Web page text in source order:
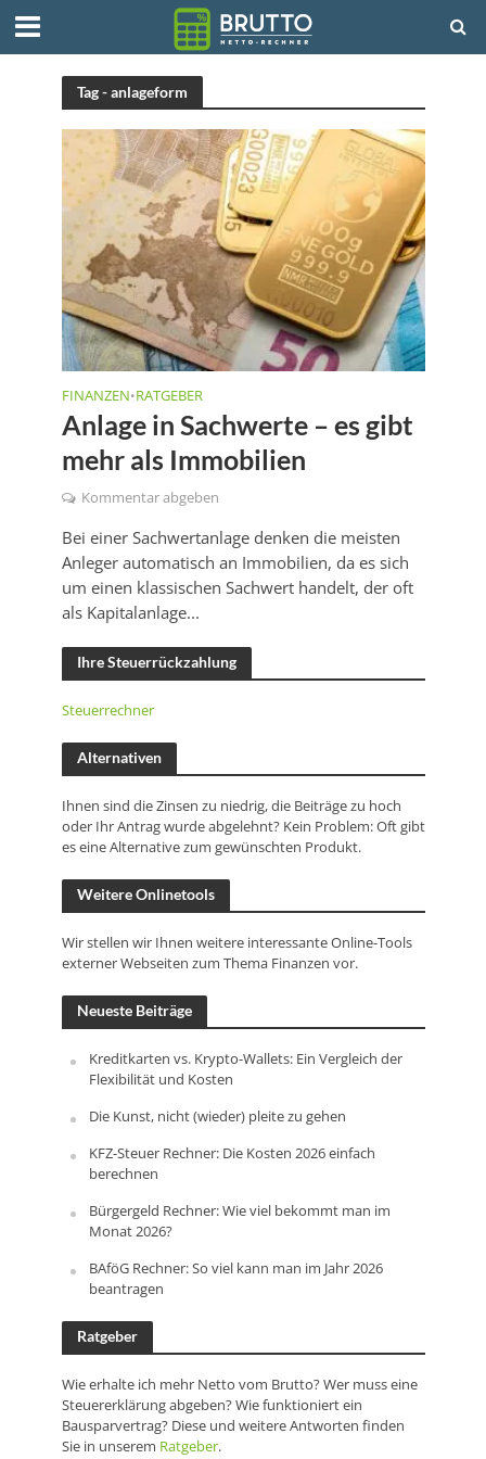
Tag - anlageform
FINANZEN•RATGEBER
Anlage in Sachwerte – es gibt
mehr als Immobilien
Kommentar abgeben
Bei einer Sachwertanlage denken die meisten
Anleger automatisch an Immobilien, da es sich
um einen klassischen Sachwert handelt, der oft
als Kapitalanlage...
Ihre Steuerrückzahlung
Steuerrechner
Alternativen
Ihnen sind die Zinsen zu niedrig, die Beiträge zu hoch
oder Ihr Antrag wurde abgelehnt? Kein Problem: Oft gibt
es eine Alternative zum gewünschten Produkt.
Weitere Onlinetools
Wir stellen wir Ihnen weitere interessante Online-Tools
externer Webseiten zum Thema Finanzen vor.
Neueste Beiträge
Kreditkarten vs. Krypto-Wallets: Ein Vergleich der
Flexibilität und Kosten
Die Kunst, nicht (wieder) pleite zu gehen
KFZ-Steuer Rechner: Die Kosten 2026 einfach
berechnen
Bürgergeld Rechner: Wie viel bekommt man im
Monat 2026?
BAföG Rechner: So viel kann man im Jahr 2026
beantragen
Ratgeber
Wie erhalte ich mehr Netto vom Brutto? Wer muss eine
Steuererklärung abgeben? Wie funktioniert ein
Bausparvertrag? Diese und weitere Antworten finden
Sie in unserem Ratgeber.